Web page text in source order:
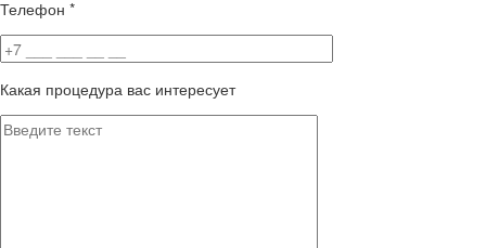
Телефон *
Какая процедура вас интересует